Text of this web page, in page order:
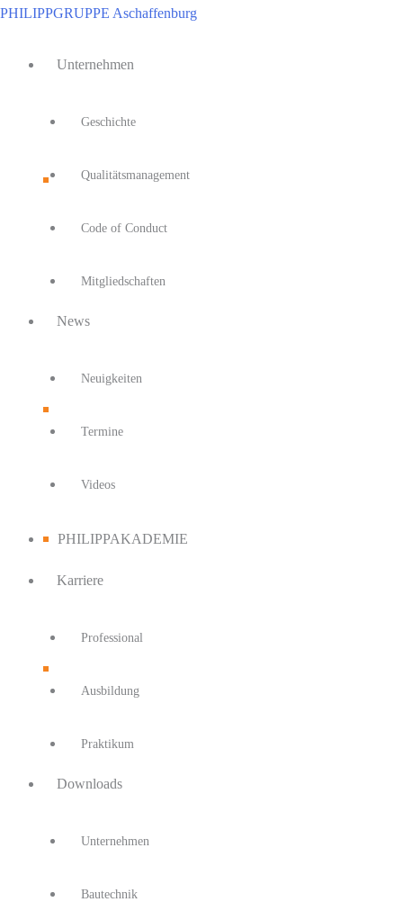
Zum
springen
PHILIPPGRUPPE Aschaffenburg
Unternehmen
Geschichte
Qualitätsmanagement
Code of Conduct
Mitgliedschaften
News
Neuigkeiten
Termine
Videos
PHILIPPAKADEMIE
Karriere
Professional
Ausbildung
Praktikum
Downloads
Unternehmen
Bautechnik